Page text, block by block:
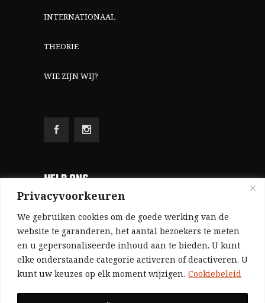
Privacyvoorkeuren
We gebruiken cookies om de goede werking van de
website te garanderen, het aantal bezoekers te meten
en u gepersonaliseerde inhoud aan te bieden. U kunt
elke onderstaande categorie activeren of deactiveren. U
kunt uw keuzes op elk moment wijzigen. Cookiebeleid
INTERNATIONAAL
THEORIE
WIE ZIJN WIJ?
HELP ONS
Aangezien we volledig zelf gefinancierd zijn
(zonder subsidies, zonder commerciële
advertenties en zonder rijke sponsors), zijn we
voor de publicatie van ons tijdschrift uitsluitend
afhankelijk van de financiële steun van onze